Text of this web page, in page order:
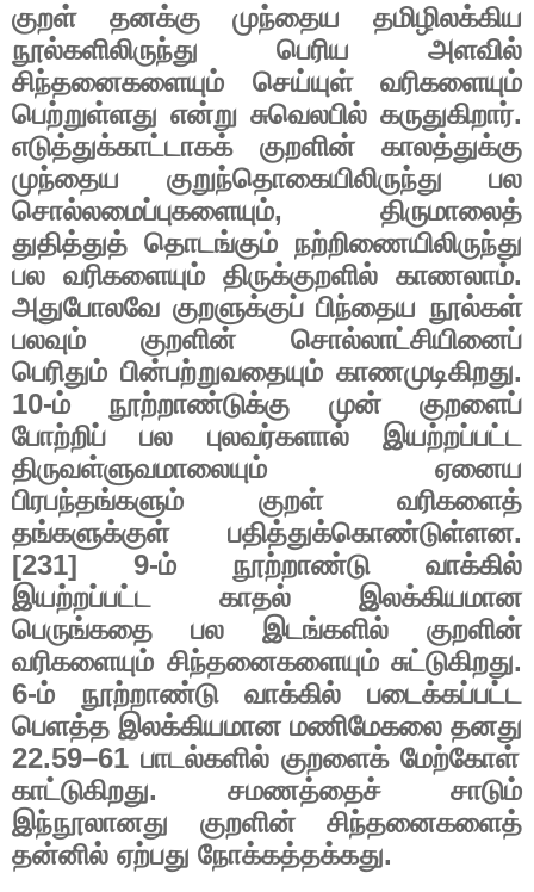
குறள் தனக்கு முந்தைய
தமிழிலக்கிய
நூல்களிலிருந்து
பெரிய
அளவில்
சிந்தனைகளையும்
செய்யுள்
வரிகளையும்
பெற்றுள்ளது என்று சுவெலபில் கருதுகிறார்.
எடுத்துக்காட்டாகக்
குறளின்
காலத்துக்கு
முந்தைய
குறுந்தொகையிலிருந்து
பல
சொல்லமைப்புகளையும், திருமாலைத்
துதித்துத் தொடங்கும் நற்றிணையிலிருந்து
பல வரிகளையும் திருக்குறளில் காணலாம்.
அதுபோலவே குறளுக்குப் பிந்தைய நூல்கள்
பலவும்
குறளின்
சொல்லாட்சியினைப்
பெரிதும் பின்பற்றுவதையும் காணமுடிகிறது.
10-ம் நூற்றாண்டுக்கு முன்
குறளைப்
போற்றிப்
பல புலவர்களால்
இயற்றப்பட்ட
திருவள்ளுவமாலையும்
ஏனைய
பிரபந்தங்களும்
குறள்
வரிகளைத்
தங்களுக்குள்
பதித்துக்கொண்டுள்ளன.
[231] 9-ம் நூற்றாண்டு
வாக்கில்
இயற்றப்பட்ட
காதல்
இலக்கியமான
பெருங்கதை
பல இடங்களில்
குறளின்
வரிகளையும் சிந்தனைகளையும் சுட்டுகிறது.
6-ம் நூற்றாண்டு வாக்கில்
படைக்கப்பட்ட
பெளத்த இலக்கியமான மணிமேகலை தனது
22.59–61 பாடல்களில் குறளைக் மேற்கோள்
காட்டுகிறது. சமணத்தைச்
சாடும்
இந்நூலானது
குறளின்
சிந்தனைகளைத்
தன்னில் ஏற்பது நோக்கத்தக்கது.